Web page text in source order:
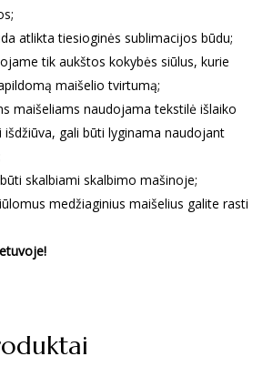
atlikta tiesioginės sublimacijos būdu;
tik aukštos kokybės siūlus, kurie
maišelio tvirtumą;
maišeliams naudojama tekstilė išlaiko
gali būti lyginama naudojant
skalbiami skalbimo mašinoje;
medžiaginius maišelius galite rasti